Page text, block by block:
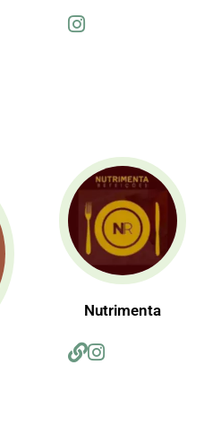
Nutrimenta